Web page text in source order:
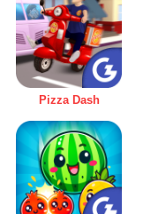
Pizza Dash